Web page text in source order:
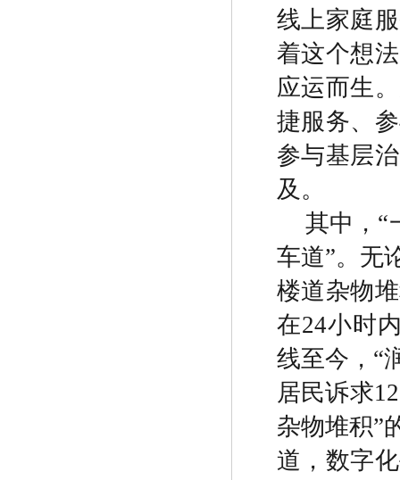
线上家庭
着这个想
应运而生
捷服务、
参与基层
及。
其中， “
车道”。无
楼道杂物
在24小时
线至今， “
居民诉求
杂物堆积”
道，数字